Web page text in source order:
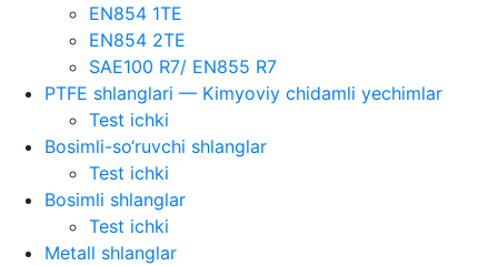
EN854 1TE
EN854 2TE
SAE100 R7/ EN855 R7
PTFE shlanglari — Kimyoviy chidamli yechimlar
Test ichki
Bosimli-so‘ruvchi shlanglar
Test ichki
Bosimli shlanglar
Test ichki
Metall shlanglar